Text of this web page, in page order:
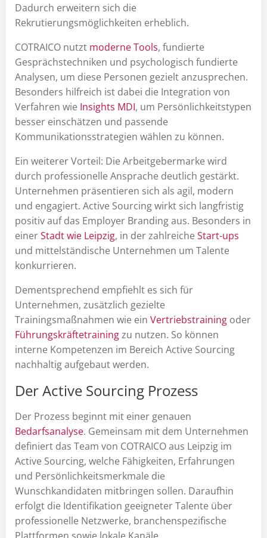
Dadurch erweitern sich die
Rekrutierungsmöglichkeiten erheblich.
COTRAICO nutzt moderne Tools, fundierte
Gesprächstechniken und psychologisch fundierte
Analysen, um diese Personen gezielt anzusprechen.
Besonders hilfreich ist dabei die Integration von
Verfahren wie Insights MDI, um Persönlichkeitstypen
besser einschätzen und passende
Kommunikationsstrategien wählen zu können.
Ein weiterer Vorteil: Die Arbeitgebermarke wird
durch professionelle Ansprache deutlich gestärkt.
Unternehmen präsentieren sich als agil, modern
und engagiert. Active Sourcing wirkt sich langfristig
positiv auf das Employer Branding aus. Besonders in
einerStadt wie Leipzig, in der zahlreiche Start-ups
und mittelständische Unternehmen um Talente
konkurrieren.
Dementsprechend empfiehlt es sich für
Unternehmen, zusätzlich gezielte
Trainingsmaßnahmen wie ein Vertriebstraining oder
Führungskräftetrainingzu nutzen. So können
interne Kompetenzen im Bereich Active Sourcing
nachhaltig aufgebaut werden.
Der Active Sourcing Prozess
Der Prozess beginnt mit einer genauen
Bedarfsanalyse. Gemeinsam mit dem Unternehmen
definiert das Team von COTRAICO aus Leipzig im
Active Sourcing, welche Fähigkeiten, Erfahrungen
und Persönlichkeitsmerkmale die
Wunschkandidaten mitbringen sollen. Daraufhin
erfolgt die Identifikation geeigneter Talente über
professionelle Netzwerke, branchenspezifische